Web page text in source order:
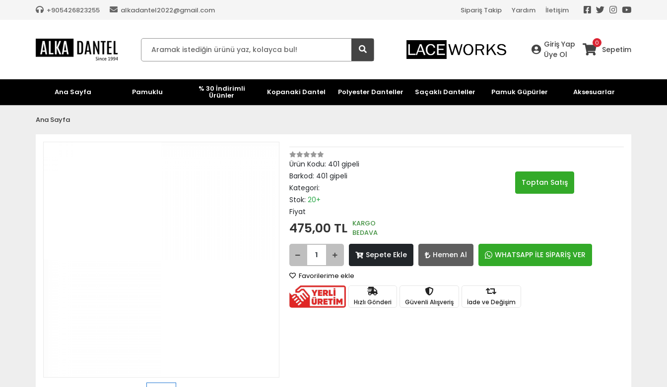
+905426823255 alkadantel2022@gmail.com Sipariş Takip Yardım İletişim
Giriş Yap
Üye Ol
0
Sepetim
Ana Sayfa Pamuklu % 30 İndirimli
Ürünler Kopanaki Dantel Polyester Danteller Saçaklı Danteller Pamuk Güpürler Aksesuarlar
Ana Sayfa
Ürün Kodu: 401 gipeli
Barkod: 401 gipeli
Kategori:
Stok: 20+
Fiyat
475,00 TL KARGO
BEDAVA
Sepete Ekle Hemen Al WHATSAPP İLE SİPARİŞ VER
Toptan Satış
Favorilerime ekle
Hızlı Gönderi Güvenli Alışveriş İade ve Değişim